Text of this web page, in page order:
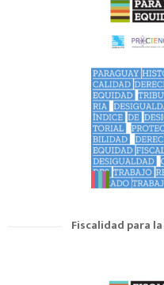
Fiscalidad para